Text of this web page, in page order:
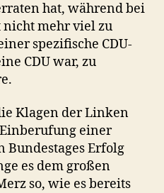
hat, während bei
mehr viel zu
spezifische CDU-
CDU war, zu
Klagen der Linken
einer
Bundestages Erfolg
es dem großen
so, wie es bereits